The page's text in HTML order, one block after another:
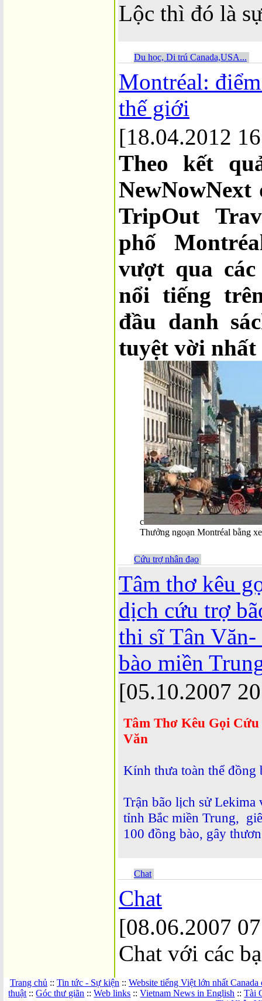
Lộc thì đó là
Du học, Di trú Canada,USA...
Montréal:
thế giới
[18.04.2012
Theo kết
TripOut
phố
vượt qua
nổi tiếng
đầu danh
tuyệt vời nhất
c
Thưởng ngoạn Montréal bằng
Cứu trợ nhân đạo
Tâm thơ kêu
dịch cứu trợ
thi sĩ Tân
bào miền
[05.10.2007
Tâm Thơ Kêu Gọi
Văn
Kính thưa toàn thể đồng
Trận bão lịch sử Lekima
tỉnh Bắc miền Trung,
100 đồng bào, gây
Chat
Chat
[08.06.2007
Chat với các
Trang chủ :: Tin tức - Sự kiện :: Website tiếng Việt lớn nhất
thuật ::Góc thư giãn ::Web links ::Vietnam News in English ::Tài